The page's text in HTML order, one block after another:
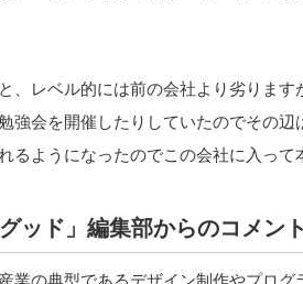
、レベル的には前の会社より劣りま
強会を開催したりしていたのでその
るようになったのでこの会社に入って
グッド」編集部からのコメント
業の典型であるデザイン制作やプロ